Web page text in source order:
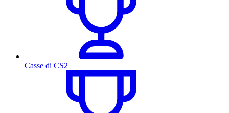
Casse di CS2